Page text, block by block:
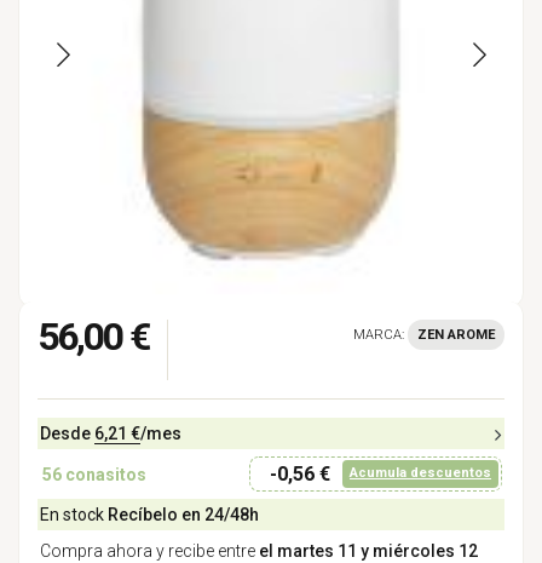
56,00 € MARCA: ZEN AROME
Desde 6,21 €/mes
56 conasitos -0,56 € Acumula descuentos
En stock Recíbelo en 24/48h
Compra ahora y recibe entre el martes 11 y miércoles 12